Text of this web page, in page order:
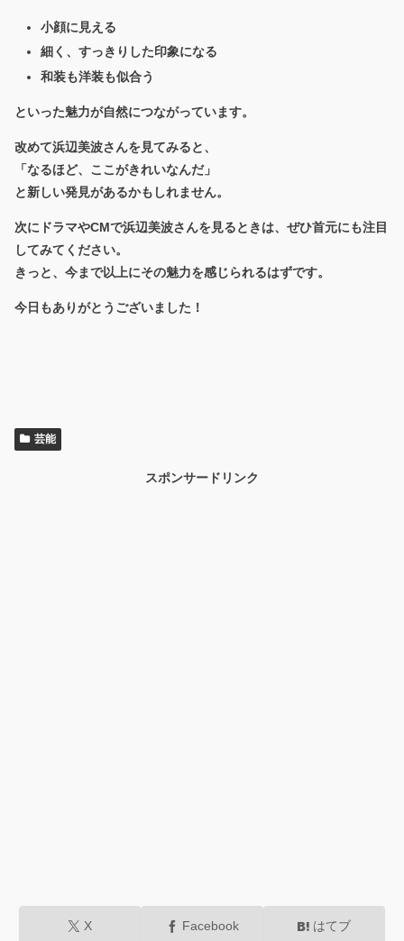
小顔に見える
細く、すっきりした印象になる
和装も洋装も似合う
といった魅力が自然につながっています。
改めて浜辺美波さんを見てみると、
「なるほど、ここがきれいなんだ」
と新しい発見があるかもしれません。
次にドラマやCMで浜辺美波さんを見るときは、ぜひ首元にも注目
してみてください。
きっと、今まで以上にその魅力を感じられるはずです。
今日もありがとうございました！
芸能
スポンサードリンク
X Facebook はてブ